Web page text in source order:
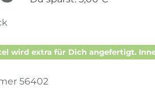
wird extra für Dich angefertigt.
56402